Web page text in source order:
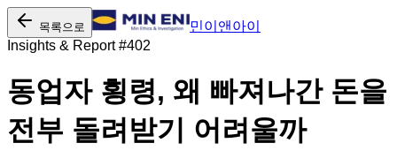
목록으로
민이앤아이
Insights & Report #402
동업자 횡령, 왜 빠져나간 돈을
전부 돌려받기 어려울까